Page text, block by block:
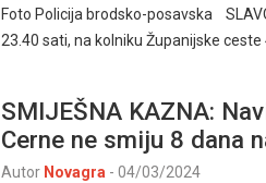
Foto Policija brodsko-posavska
23.40 sati, na kolniku Županijske ceste
SMIJEŠNA KAZNA:
Cerne ne smiju 8 dana
Autor Novagra - 04/03/2024